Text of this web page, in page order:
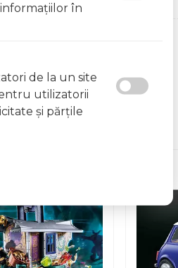
în
de la un site
utilizatorii
şi părţile